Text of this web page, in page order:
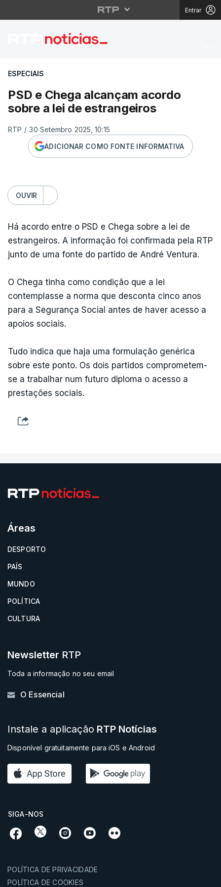
Entrar
PSD e Chega
ESPECIAIS
PSD e Chega alcançam acordo
sobre a lei de estrangeiros
RTP / 30 Setembro 2025, 10:15
ADICIONAR COMO FONTE INFORMATIVA
OUVIR
Há acordo entre o PSD e Chega sobre a lei de
estrangeiros. A informação foi confirmada pela RTP
junto de uma fonte do partido de André Ventura.
O Chega tinha como condição que a lei
contemplasse a norma que desconta cinco anos
para a Segurança Social antes de haver acesso a
apoios sociais.
Tudo indica que haja uma formulação genérica
sobre este ponto. Os dois partidos comprometem-
se a trabalhar num futuro diploma o acesso a
prestações sociais.
Áreas
DESPORTO
PAÍS
MUNDO
POLÍTICA
CULTURA
Newsletter RTP
Toda a informação no seu email
O Essencial
Instale a aplicação RTP Notícias
Disponível gratuitamente para iOS e Android
SIGA-NOS
POLÍTICA DE PRIVACIDADE
POLÍTICA DE COOKIES